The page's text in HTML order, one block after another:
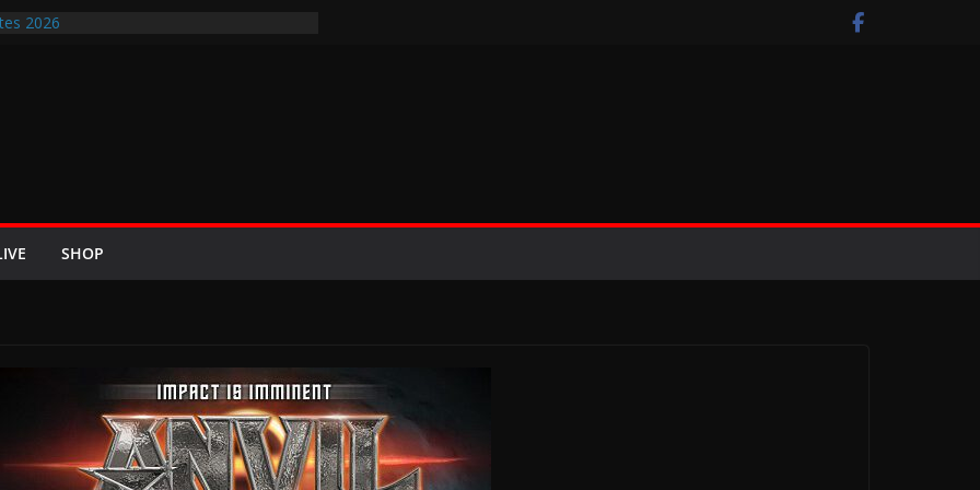
2026
im Sommer 2026 mit den Nightwish
europäischen Bühnen
2026 u.a. mit Helloween, In Flames,
und Eisbrecher
Britta Görtz / Hiraes: An den Auftritt von
auch noch auf meinem Sterbebett
SHOP